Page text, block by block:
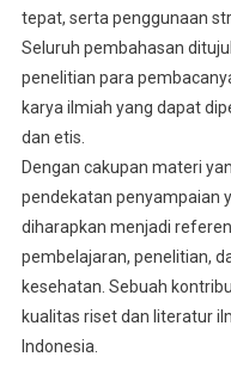
tepat, serta penggunaan
Seluruh pembahasan
penelitian para
karya ilmiah yang dapat
dan etis.
Dengan cakupan materi
pendekatan penyampaian
diharapkan menjadi
pembelajaran, penelitian,
kesehatan. Sebuah
kualitas riset dan literatur
Indonesia.